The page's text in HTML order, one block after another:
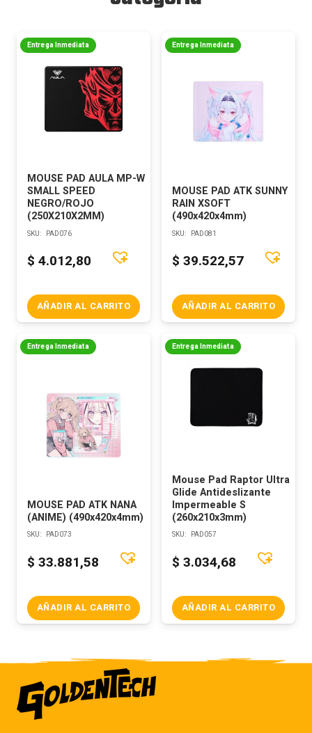
Entrega Inmediata
MOUSE PAD AULA MP-W
SMALL SPEED
NEGRO/ROJO
(250X210X2MM)
SKU: PAD076
$ 4.012,80
AÑADIR AL CARRITO
Entrega Inmediata
MOUSE PAD ATK SUNNY
RAIN XSOFT
(490x420x4mm)
SKU: PAD081
$ 39.522,57
AÑADIR AL CARRITO
Entrega Inmediata
MOUSE PAD ATK NANA
(ANIME) (490x420x4mm)
SKU: PAD073
$ 33.881,58
AÑADIR AL CARRITO
Entrega Inmediata
Mouse Pad Raptor Ultra
Glide Antideslizante
Impermeable S
(260x210x3mm)
SKU: PAD057
$ 3.034,68
AÑADIR AL CARRITO